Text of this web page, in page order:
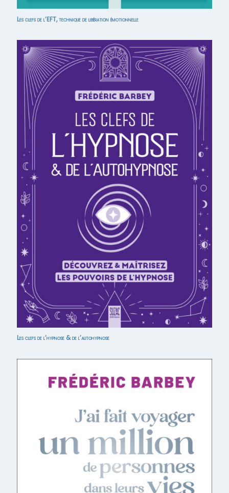
Les clefs de l’EFT, technique de libération émotionnelle
Les clefs de l’hypnose & de l’autohypnose